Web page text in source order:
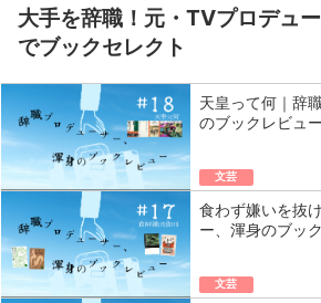
大手を辞職！元・TVプロデュ
でブックセレクト
天皇って何｜辞
のブックレビュ
文芸
食わず嫌いを抜
ー、渾身のブッ
文芸